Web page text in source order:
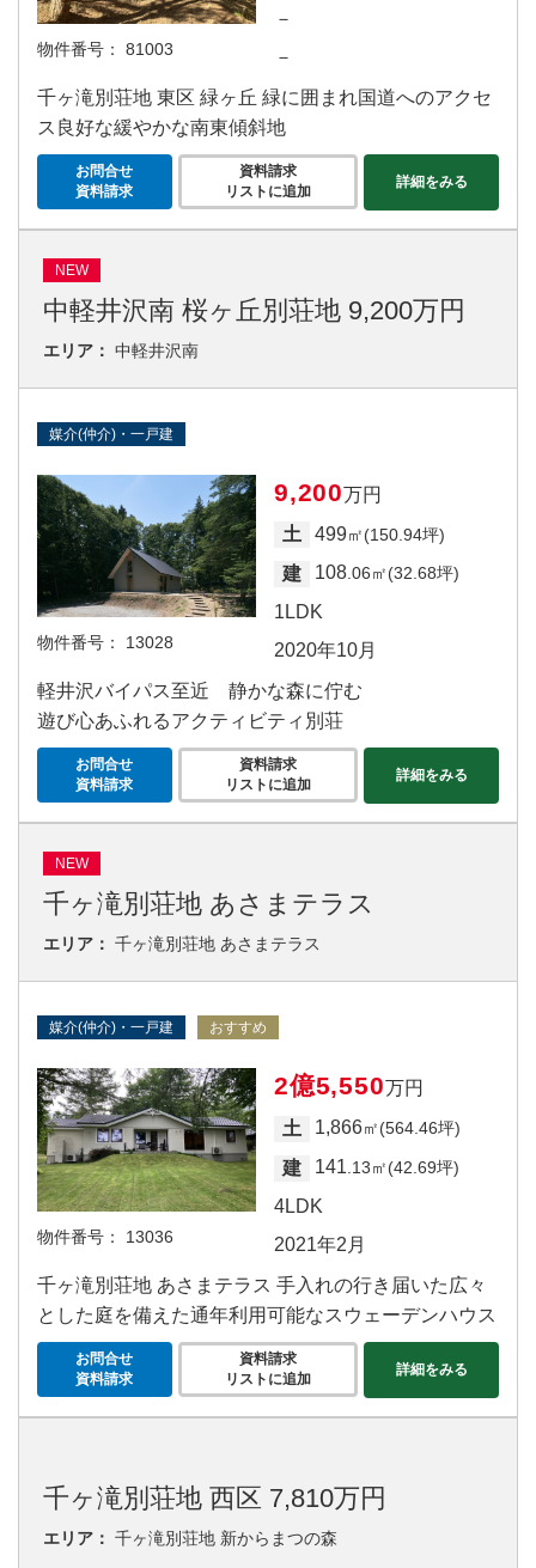
物件番号： 81003
－
－
千ヶ滝別荘地 東区 緑ヶ丘 緑に囲まれ国道へのアクセ
ス良好な緩やかな南東傾斜地
お問合せ
資料請求
資料請求
リストに追加
詳細をみる
中軽井沢南 桜ヶ丘別荘地 9,200万円
NEW
エリア： 中軽井沢南
媒介(仲介)・一戸建
物件番号： 13028
9,200万円
土
499㎡(150.94坪)
建 108.06㎡(32.68坪)
1LDK
2020年10月
軽井沢バイパス至近 静かな森に佇む
遊び心あふれるアクティビティ別荘
お問合せ
資料請求
資料請求
リストに追加
詳細をみる
千ヶ滝別荘地 あさまテラス
NEW
エリア： 千ヶ滝別荘地 あさまテラス
媒介(仲介)・一戸建 おすすめ
物件番号： 13036
2億5,550万円
土
1,866㎡(564.46坪)
建 141 .13㎡(42.69坪)
4LDK
2021年2月
千ヶ滝別荘地 あさまテラス 手入れの行き届いた広々
とした庭を備えた通年利用可能なスウェーデンハウス
お問合せ
資料請求
資料請求
リストに追加
詳細をみる
千ヶ滝別荘地 西区 7,810万円
エリア： 千ヶ滝別荘地 新からまつの森